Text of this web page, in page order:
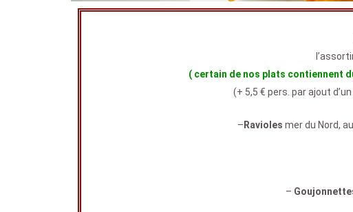
( certain de nos plats contiennent du
(+ 5,5 € pers. par ajout
– Ravioles mer du Nord,
–